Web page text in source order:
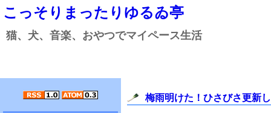
こっそりまったりゆるゐ亭
猫、犬、音楽、おやつでマイペース生活
梅雨明けた！ひさびさ更新